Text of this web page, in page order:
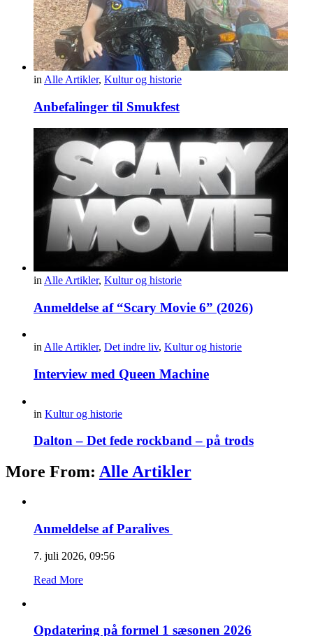
inAlle Artikler, Kultur og historie
Anbefalinger til Smukfest
in Alle Artikler, Kultur og historie
Anmeldelse af “Scary Movie 6” (2026)
in Alle Artikler, Det indre liv, Kultur og historie
Interview med Queen Machine
in Kultur og historie
Dalton – Det fede rockband – på trods
More From: Alle Artikler
Anmeldelse af Paralives
7. juli 2026, 09:56
Read More
Opdatering på formel 1 sæsonen 2026